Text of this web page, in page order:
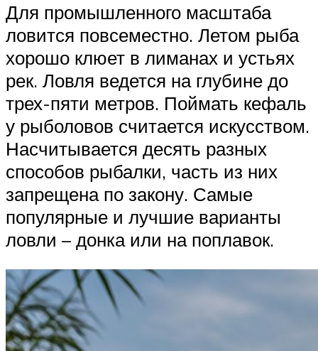
Для промышленного масштаба
ловится повсеместно. Летом рыба
хорошо клюет в лиманах и устьях
рек. Ловля ведется на глубине до
трех-пяти метров. Поймать кефаль
у рыболовов считается искусством.
Насчитывается десять разных
способов рыбалки, часть из них
запрещена по закону. Самые
популярные и лучшие варианты
ловли – донка или на поплавок.